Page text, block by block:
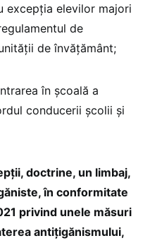
excepția elevilor majori
de
de învățământ;
în școală a
conducerii școlii și
doctrine, un limbaj,
în conformitate
privind unele măsuri
antițigănismului,